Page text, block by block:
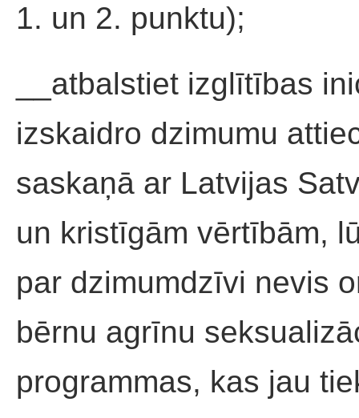
1. un 2. punktu);
__atbalstiet izglītības
izskaidro dzimumu
saskaņā ar Latvijas
un kristīgām vērtībām,
par dzimumdzīvi nevis
bērnu agrīnu
programmas, kas jau